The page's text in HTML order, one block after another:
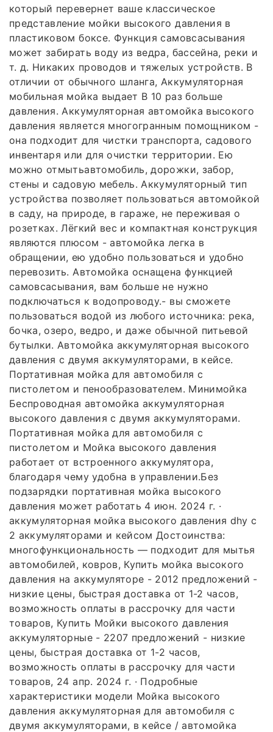
который перевернет ваше классическое
представление мойки высокого давления в
пластиковом боксе. Функция самовсасывания
может забирать воду из ведра, бассейна, реки и
т. д. Никаких проводов и тяжелых устройств. В
отличии от обычного шланга, Аккумуляторная
мобильная мойка выдает В 10 раз больше
давления. Аккумуляторная автомойка высокого
давления является многогранным помощником -
она подходит для чистки транспорта, садового
инвентаря или для очистки территории. Ею
можно отмытьавтомобиль, дорожки, забор,
стены и садовую мебель. Аккумуляторный тип
устройства позволяет пользоваться автомойкой
в саду, на природе, в гараже, не переживая о
розетках. Лёгкий вес и компактная конструкция
являются плюсом - автомойка легка в
обращении, ею удобно пользоваться и удобно
перевозить. Автомойка оснащена функцией
самовсасывания, вам больше не нужно
подключаться к водопроводу.- вы сможете
пользоваться водой из любого источника: река,
бочка, озеро, ведро, и даже обычной питьевой
бутылки. Автомойка аккумуляторная высокого
давления с двумя аккумуляторами, в кейсе.
Портативная мойка для автомобиля с
пистолетом и пенообразователем. Минимойка
Беспроводная автомойка аккумуляторная
высокого давления с двумя аккумуляторами.
Портативная мойка для автомобиля с
пистолетом и Мойка высокого давления
работает от встроенного аккумулятора,
благодаря чему удобна в управлении.Без
подзарядки портативная мойка высокого
давления может работать 4 июн. 2024 г. ·
аккумуляторная мойка высокого давления dhy с
2 аккумуляторами и кейсом Достоинства:
многофункциональность — подходит для мытья
автомобилей, ковров, Купить мойка высокого
давления на аккумуляторе - 2012 предложений -
низкие цены, быстрая доставка от 1-2 часов,
возможность оплаты в рассрочку для части
товаров, Купить Мойки высокого давления
аккумуляторные - 2207 предложений - низкие
цены, быстрая доставка от 1-2 часов,
возможность оплаты в рассрочку для части
товаров, 24 апр. 2024 г. · Подробные
характеристики модели Мойка высокого
давления аккумуляторная для автомобиля с
двумя аккумуляторами, в кейсе / автомойка